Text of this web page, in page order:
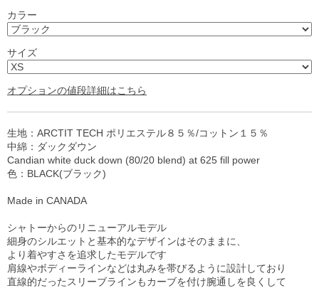
カラー
サイズ
オプションの値段詳細はこちら
生地：ARCTIT TECH ポリエステル８５％/コットン１５％
中綿：ダックダウン
Candian white duck down (80/20 blend) at 625 fill power
色：BLACK(ブラック)
Made in CANADA
シャトーからのリニューアルモデル
細身のシルエットと基本的なデザインはそのままに、
より着やすさを追求したモデルです
肩線やボディーラインなどは丸みを帯びるように設計しており
直線的だったスリーブラインもカーブを付け腕通しを良くして